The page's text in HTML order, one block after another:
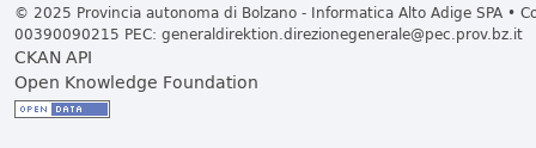
© 2025 Provincia autonoma di Bolzano - Informatica Alto Adige SPA •
00390090215 PEC: generaldirektion.direzionegenerale@pec.prov.bz.it
CKAN API
Open Knowledge Foundation